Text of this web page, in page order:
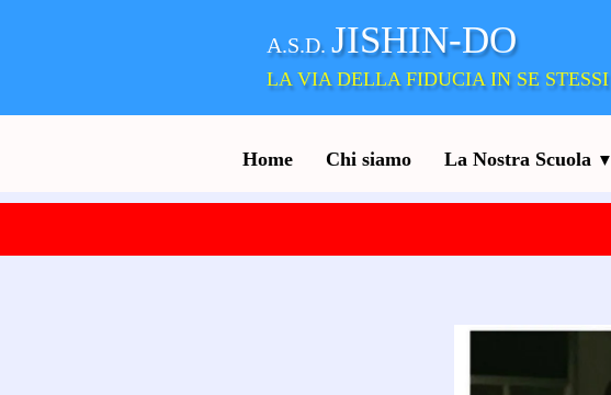
A.S.D. JISHIN-DO
LA VIA DELLA FIDUCIA IN SE STESSI
Home Chi siamo La Nostra Scuola ▼